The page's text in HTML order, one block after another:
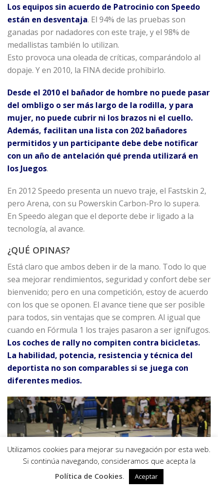
Los equipos sin acuerdo de Patrocinio con Speedo
están en desventaja. El 94% de las pruebas son
ganadas por nadadores con este traje, y el 98% de
medallistas también lo utilizan.
Esto provoca una oleada de críticas, comparándolo al
dopaje. Y en 2010, la FINA decide prohibirlo.
Desde el 2010 el bañador de hombre no puede pasar
del ombligo o ser más largo de la rodilla, y para
mujer, no puede cubrir ni los brazos ni el cuello.
Además, facilitan una lista con 202 bañadores
permitidos y un participante debe debe notificar
con un año de antelación qué prenda utilizará en
los Juegos.
En 2012 Speedo presenta un nuevo traje, el Fastskin 2,
pero Arena, con su Powerskin Carbon-Pro lo supera.
En Speedo alegan que el deporte debe ir ligado a la
tecnología, al avance.
¿QUÉ OPINAS?
Está claro que ambos deben ir de la mano. Todo lo que
sea mejorar rendimientos, seguridad y confort debe ser
bienvenido; pero en una competición, estoy de acuerdo
con los que se oponen. El avance tiene que ser posible
para todos, sin ventajas que se compren. Al igual que
cuando en Fórmula 1 los trajes pasaron a ser ignífugos.
Los coches de rally no compiten contra bicicletas.
La habilidad, potencia, resistencia y técnica del
deportista no son comparables si se juega con
diferentes medios.
0
Utilizamos cookies para mejorar su navegación por esta web.
Si continúa navegando, consideramos que acepta la
Política de Cookies. Aceptar